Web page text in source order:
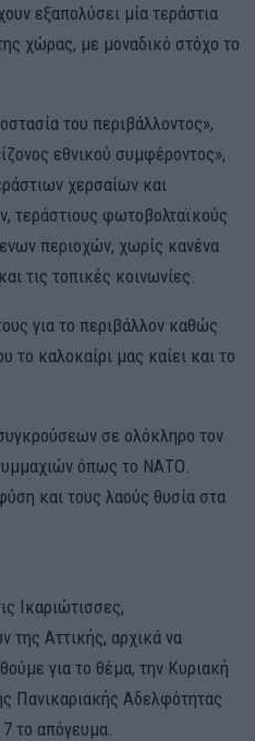
εξαπολύσει μία τεράστια
χώρας, με μοναδικό στόχο το
του περιβάλλοντος»,
εθνικού συμφέροντος»,
χερσαίων και
τεράστιους φωτοβολταϊκούς
περιοχών, χωρίς κανένα
τις τοπικές κοινωνίες.
για το περιβάλλον καθώς
το καλοκαίρι μας καίει και το
σε ολόκληρο τον
όπως το ΝΑΤΟ.
και τους λαούς θυσία στα
Ικαριώτισσες,
της Αττικής, αρχικά να
για το θέμα, την Κυριακή
Πανικαριακής Αδελφότητας
το απόγευμα.